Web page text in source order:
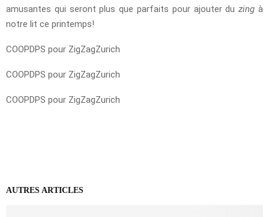
amusantes qui seront plus que parfaits pour ajouter duzing à
notre lit ce printemps!
COOPDPS pour ZigZagZurich
COOPDPS pour ZigZagZurich
COOPDPS pour ZigZagZurich
AUTRES ARTICLES